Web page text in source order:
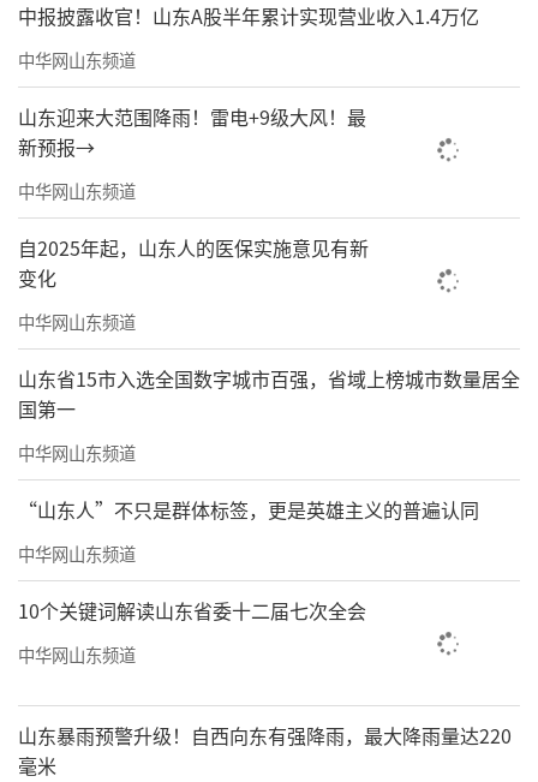
中报披露收官！山东A股半年累计实现营业收入1.4万亿
中华网山东频道
山东迎来大范围降雨！雷电+9级大风！最
新预报→
中华网山东频道
自2025年起，山东人的医保实施意见有新
变化
中华网山东频道
山东省15市入选全国数字城市百强，省域上榜城市数量居全
国第一
中华网山东频道
“山东人”不只是群体标签，更是英雄主义的普遍认同
中华网山东频道
10个关键词解读山东省委十二届七次全会
中华网山东频道
山东暴雨预警升级！自西向东有强降雨，最大降雨量达220
毫米